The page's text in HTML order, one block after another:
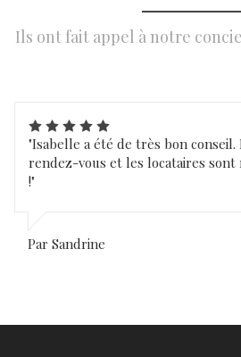
Ils ont fait appel à notre
"Isabelle a été de très bon
rendez-vous et les locataires sont
!"
Par Sandrine